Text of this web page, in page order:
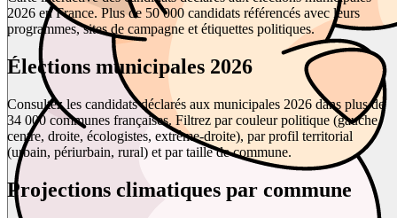
2026 en France. Plus de 50 000 candidats référencés avec leurs
programmes, sites de campagne et étiquettes politiques.
Élections municipales 2026
Consultez les candidats déclarés aux municipales 2026 dans plus de
34 000 communes françaises. Filtrez par couleur politique (gauche,
centre, droite, écologistes, extrême-droite), par profil territorial
(urbain, périurbain, rural) et par taille de commune.
Projections climatiques par commune